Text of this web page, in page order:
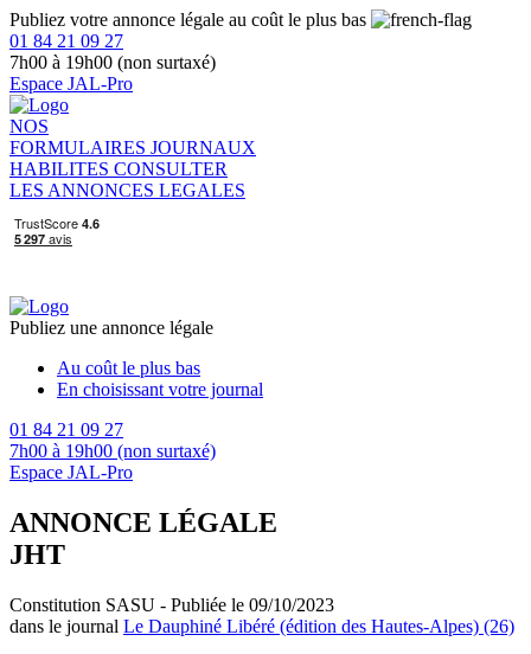
Publiez votre annonce légale au coût le plus bas
01 84 21 09 27
7h00 à 19h00 (non surtaxé)
Espace JAL-Pro
NOS
FORMULAIRES JOURNAUX
HABILITES CONSULTER
LES ANNONCES LEGALES
Publiez une annonce légale
Au coût le plus bas
En choisissant votre journal
01 84 21 09 27
7h00 à 19h00 (non surtaxé)
Espace JAL-Pro
ANNONCE LÉGALE
JHT
Constitution SASU - Publiée le 09/10/2023
dans le journal Le Dauphiné Libéré (édition des Hautes-Alpes) (26)